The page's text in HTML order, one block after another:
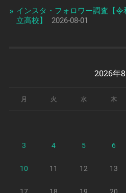
インスタ・フォロワー調査【
立高校】
2026-08-01
2026年
月 火 水 木
3 4 5 6
10 11 12 13
17 18 19 20